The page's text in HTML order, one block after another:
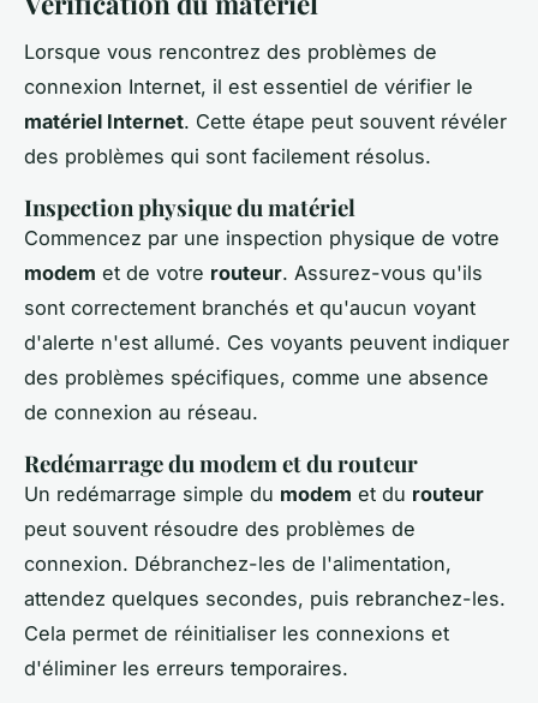
Lorsque vous rencontrez des problèmes de
connexion Internet, il est essentiel de vérifier le
matériel Internet. Cette étape peut souvent révéler
des problèmes qui sont facilement résolus.
Inspection physique du matériel
Commencez par une inspection physique de votre
modem et de votre routeur. Assurez-vous qu'ils
sont correctement branchés et qu'aucun voyant
d'alerte n'est allumé. Ces voyants peuvent indiquer
des problèmes spécifiques, comme une absence
de connexion au réseau.
Redémarrage du modem et du routeur
Un redémarrage simple du modem et du routeur
peut souvent résoudre des problèmes de
connexion. Débranchez-les de l'alimentation,
attendez quelques secondes, puis rebranchez-les.
Cela permet de réinitialiser les connexions et
d'éliminer les erreurs temporaires.